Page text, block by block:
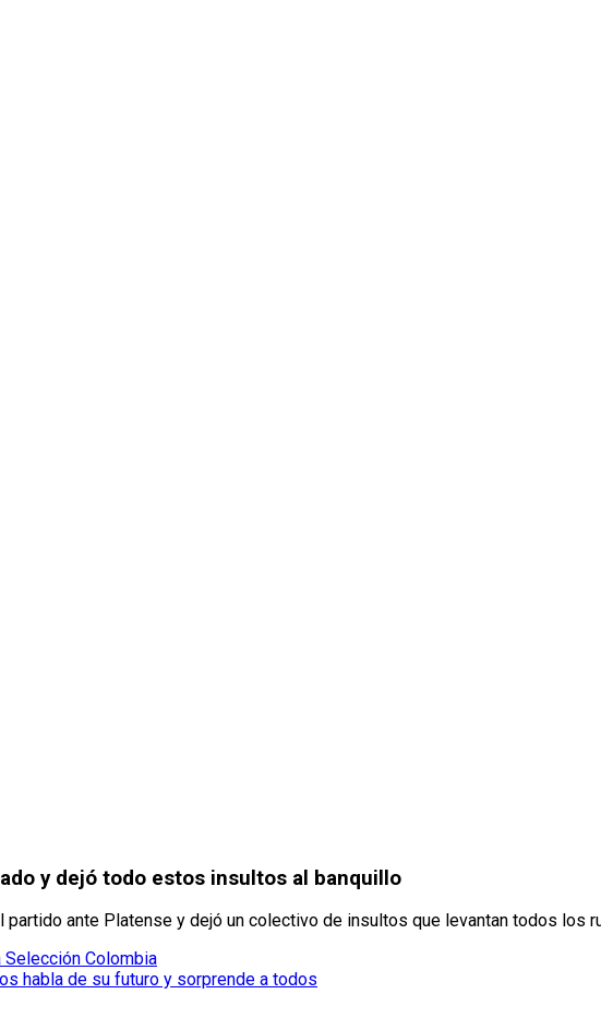
y dejó todo estos insultos al banquillo
partido ante Platense y dejó un colectivo de insultos que levantan todos los
Selección Colombia
habla de su futuro y sorprende a todos